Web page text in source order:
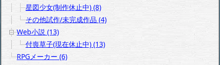
星図少女(制作休止中) (8)
その他試作/未完成作品 (4)
Web小説 (13)
付喪草子(現在休止中) (13)
RPGメーカー (6)